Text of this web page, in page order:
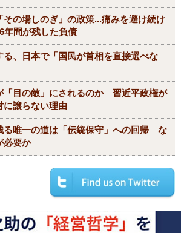
その場しのぎ」の政策...痛みを避け続け
年間が残した負債
る、日本で「国民が首相を直接選べな
「目の敵」にされるのか 習近平政権が
に譲らない理由
る唯一の道は「伝統保守」への回帰 な
必要か